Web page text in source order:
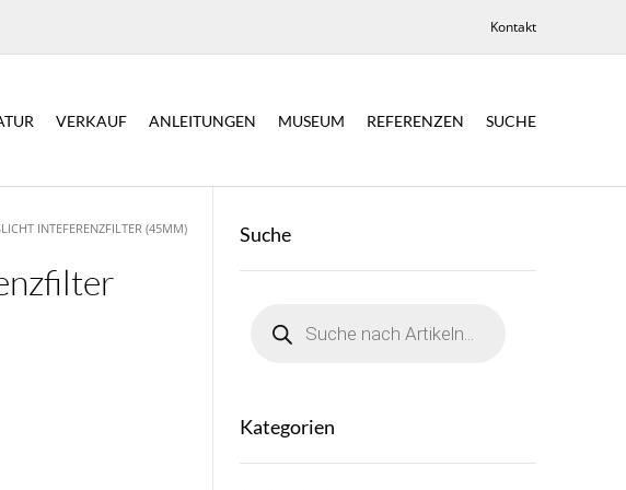
Kontakt
VERKAUF ANLEITUNGEN MUSEUM REFERENZEN SUCHE
INTEFERENZFILTER (45MM) Suche
search
Kategorien